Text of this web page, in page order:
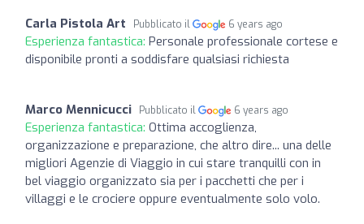
Carla Pistola Art Pubblicato il 6 years ago
Esperienza fantastica: Personale professionale cortese e
disponibile pronti a soddisfare qualsiasi richiesta
Marco Mennicucci Pubblicato il 6 years ago
Esperienza fantastica: Ottima accoglienza,
organizzazione e preparazione, che altro dire... una delle
migliori Agenzie di Viaggio in cui stare tranquilli con in
bel viaggio organizzato sia per i pacchetti che per i
villaggi e le crociere oppure eventualmente solo volo.